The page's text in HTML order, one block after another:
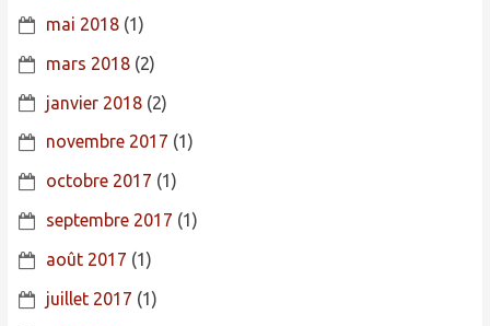
mai 2018(1)
mars 2018(2)
janvier 2018(2)
novembre 2017 (1)
octobre 2017 (1)
septembre 2017 (1)
août 2017 (1)
juillet 2017 (1)